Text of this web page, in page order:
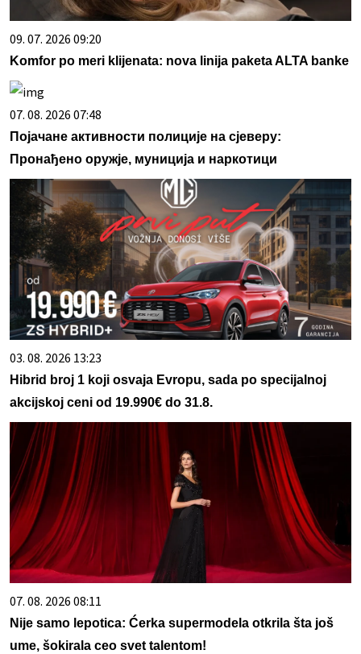
09. 07. 2026 09:20
Komfor po meri klijenata: nova linija paketa ALTA banke
07. 08. 2026 07:48
Појачане активности полиције на сјеверу:
Пронађено оружје, муниција и наркотици
03. 08. 2026 13:23
Hibrid broj 1 koji osvaja Evropu, sada po specijalnoj
akcijskoj ceni od 19.990€ do 31.8.
07. 08. 2026 08:11
Nije samo lepotica: Ćerka supermodela otkrila šta još
ume, šokirala ceo svet talentom!